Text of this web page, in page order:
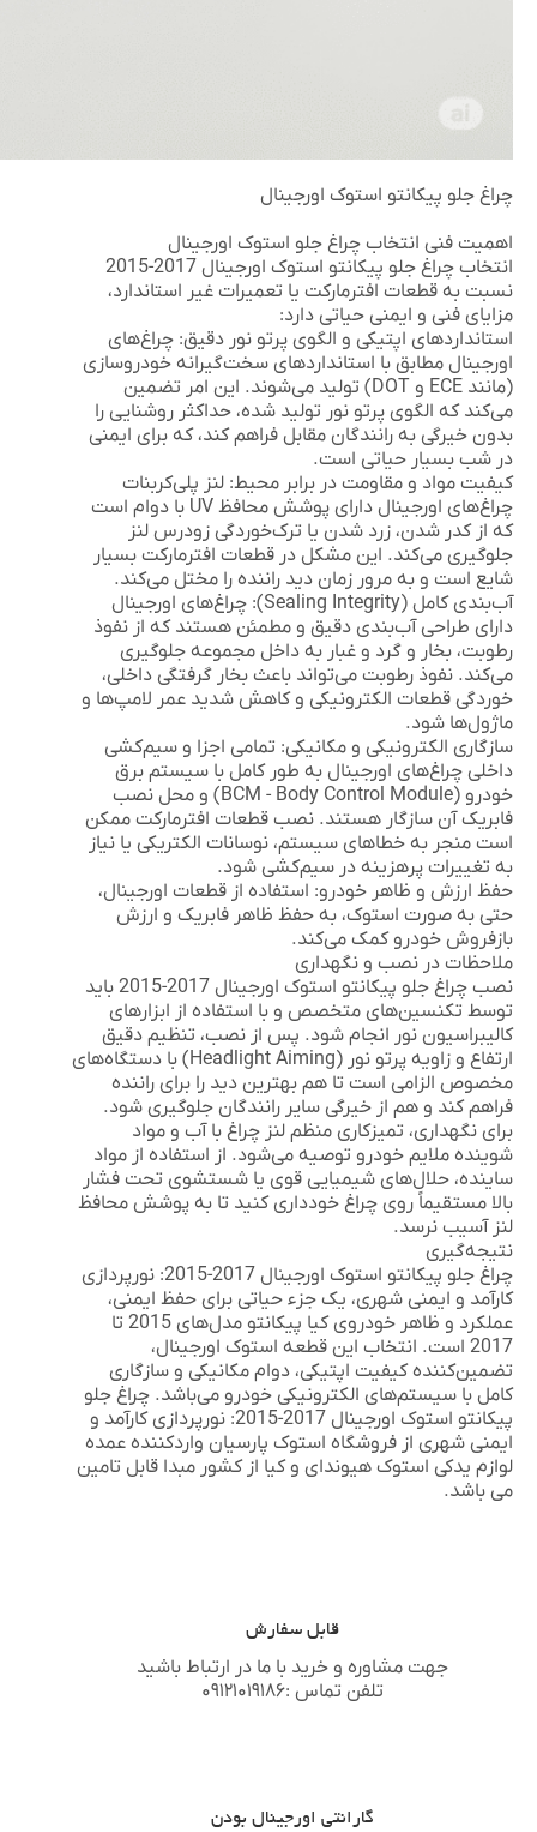
چراغ جلو پیکانتو استوک اورجینال
اهمیت فنی انتخاب چراغ جلو استوک اورجینال
انتخاب چراغ جلو پیکانتو استوک اورجینال 2017-2015
نسبت به قطعات افترمارکت یا تعمیرات غیر استاندارد،
مزایای فنی و ایمنی حیاتی دارد:
استانداردهای اپتیکی و الگوی پرتو نور دقیق: چراغ‌های
اورجینال مطابق با استانداردهای سخت‌گیرانه خودروسازی
(مانند ECE و DOT) تولید می‌شوند. این امر تضمین
می‌کند که الگوی پرتو نور تولید شده، حداکثر روشنایی را
بدون خیرگی به رانندگان مقابل فراهم کند، که برای ایمنی
در شب بسیار حیاتی است.
کیفیت مواد و مقاومت در برابر محیط: لنز پلی‌کربنات
چراغ‌های اورجینال دارای پوشش محافظ UV با دوام است
که از کدر شدن، زرد شدن یا ترک‌خوردگی زودرس لنز
جلوگیری می‌کند. این مشکل در قطعات افترمارکت بسیار
شایع است و به مرور زمان دید راننده را مختل می‌کند.
آب‌بندی کامل (Sealing Integrity):
چراغ‌های اورجینال
دارای طراحی آب‌بندی دقیق و مطمئن هستند که از نفوذ
رطوبت، بخار و گرد و غبار به داخل مجموعه جلوگیری
می‌کند. نفوذ رطوبت می‌تواند باعث بخار گرفتگی داخلی،
خوردگی قطعات الکترونیکی و کاهش شدید عمر لامپ‌ها و
ماژول‌ها شود.
سازگاری الکترونیکی و مکانیکی: تمامی اجزا و سیم‌کشی
داخلی چراغ‌های اورجینال به طور کامل با سیستم برق
خودرو (BCM - Body Control Module) و محل نصب
فابریک آن سازگار هستند. نصب قطعات افترمارکت ممکن
است منجر به خطاهای سیستم، نوسانات الکتریکی یا نیاز
به تغییرات پرهزینه در سیم‌کشی شود.
حفظ ارزش و ظاهر خودرو: استفاده از قطعات اورجینال،
حتی به صورت استوک، به حفظ ظاهر فابریک و ارزش
بازفروش خودرو کمک می‌کند.
ملاحظات در نصب و نگهداری
نصب چراغ جلو پیکانتو استوک اورجینال 2017-2015
باید
توسط تکنسین‌های متخصص و با استفاده از ابزارهای
کالیبراسیون نور انجام شود. پس از نصب، تنظیم دقیق
ارتفاع و زاویه پرتو نور (Headlight Aiming)
با دستگاه‌های
مخصوص الزامی است تا هم بهترین دید را برای راننده
فراهم کند و هم از خیرگی سایر رانندگان جلوگیری شود.
برای نگهداری، تمیزکاری منظم لنز چراغ با آب و مواد
شوینده ملایم خودرو توصیه می‌شود. از استفاده از مواد
ساینده، حلال‌های شیمیایی قوی یا شستشوی تحت فشار
بالا مستقیماً روی چراغ خودداری کنید تا به پوشش محافظ
لنز آسیب نرسد.
نتیجه‌گیری
چراغ جلو پیکانتو استوک اورجینال 2017-2015: نورپردازی
کارآمد و ایمنی شهری، یک جزء حیاتی برای حفظ ایمنی،
عملکرد و ظاهر خودروی کیا پیکانتو مدل‌های 2015 تا
2017 است. انتخاب این قطعه استوک اورجینال،
تضمین‌کننده کیفیت اپتیکی، دوام مکانیکی و سازگاری
کامل با سیستم‌های الکترونیکی خودرو می‌باشد. چراغ جلو
پیکانتو استوک اورجینال 2017-2015: نورپردازی کارآمد و
ایمنی شهری از فروشگاه استوک پارسیان واردکننده عمده
لوازم یدکی استوک هیوندای وکیا از کشور مبدا قابل تامین
می باشد.
قابل سفارش
جهت مشاوره و خرید با ما در ارتباط باشید
تلفن تماس :۰۹۱۲۱۰۱۹۱۸۶
گارانتی اورجینال بودن